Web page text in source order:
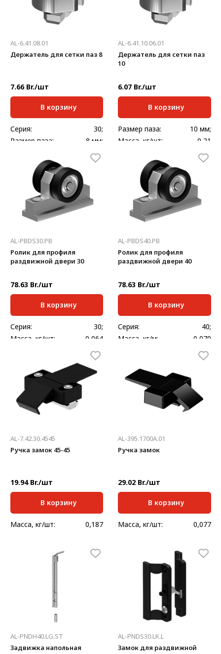
AL-6.41.08.01
Держатель для сетки паз 8
7.66 Br./шт
В корзину
Серия:
30;
Размер паза:
8 мм;
0,02
AL-6.41.10.06.01
Держатель для сетки паз
10
6.07 Br./шт
В корзину
Размер паза:
10 мм;
Масса, кг/шт:
0,21
AL-PBDS30.PB
Ролик для профиля
раздвижной двери 30
78.63 Br./шт
В корзину
Серия:
30;
Масса, кг/шт:
0,064
15
AL-PBDS40.PB
Ролик для профиля
раздвижной двери 40
78.63 Br./шт
В корзину
Серия:
40;
Масса, кг/м:
0,070
15
AL-7.42.30.4545
Ручка замок 45-45
19.94 Br./шт
В корзину
Масса, кг/шт: 0,187
AL-395.1700A.01
Ручка замок
29.02 Br./шт
В корзину
Масса, кг/шт: 0,077
AL-PNDH40.LG.ST
Задвижка напольная
AL-PNDS30.LK.L
Замок для раздвижной